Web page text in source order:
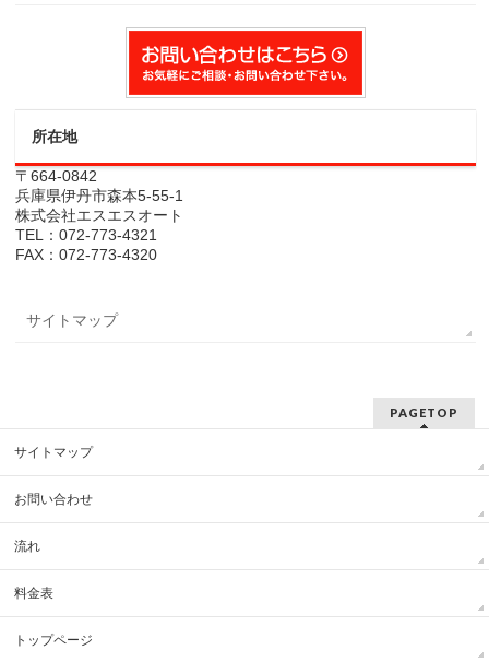
所在地
〒664-0842
兵庫県伊丹市森本5-55-1
株式会社エスエスオート
TEL：072-773-4321
FAX：072-773-4320
サイトマップ
PAGETOP
サイトマップ
お問い合わせ
流れ
料金表
トップページ